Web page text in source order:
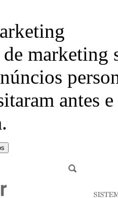
marketing
antes